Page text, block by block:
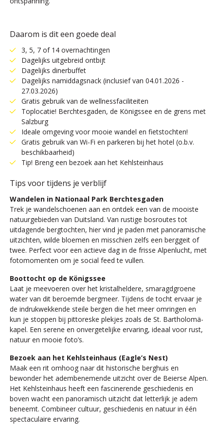
Daarom is dit een goede deal
3, 5, 7 of 14 overnachtingen
Dagelijks uitgebreid ontbijt
Dagelijks dinerbuffet
Dagelijks namiddagsnack (inclusief van 04.01.2026 -
27.03.2026)
Gratis gebruik van de wellnessfaciliteiten
Toplocatie! Berchtesgaden, de Königssee en de grens met
Salzburg
Ideale omgeving voor mooie wandel en fietstochten!
Gratis gebruik van Wi-Fi en parkeren bij het hotel (o.b.v.
beschikbaarheid)
Tip! Breng een bezoek aan het Kehlsteinhaus
Tips voor tijdens je verblijf
Wandelen in Nationaal Park Berchtesgaden
Trek je wandelschoenen aan en ontdek een van de mooiste
natuurgebieden van Duitsland. Van rustige bosroutes tot
uitdagende bergtochten, hier vind je paden met panoramische
uitzichten, wilde bloemen en misschien zelfs een berggeit of
twee. Perfect voor een actieve dag in de frisse Alpenlucht, met
fotomomenten om je social feed te vullen.
Boottocht op de Königssee
Laat je meevoeren over het kristalheldere, smaragdgroene
water van dit beroemde bergmeer. Tijdens de tocht ervaar je
de indrukwekkende steile bergen die het meer omringen en
kun je stoppen bij pittoreske plekjes zoals de St. Bartholomä-
kapel. Een serene en onvergetelijke ervaring, ideaal voor rust,
natuur en mooie foto’s.
Bezoek aan het Kehlsteinhaus (Eagle’s Nest)
Maak een rit omhoog naar dit historische berghuis en
bewonder het adembenemende uitzicht over de Beierse Alpen.
Het Kehlsteinhaus heeft een fascinerende geschiedenis en
boven wacht een panoramisch uitzicht dat letterlijk je adem
beneemt. Combineer cultuur, geschiedenis en natuur in één
spectaculaire ervaring.